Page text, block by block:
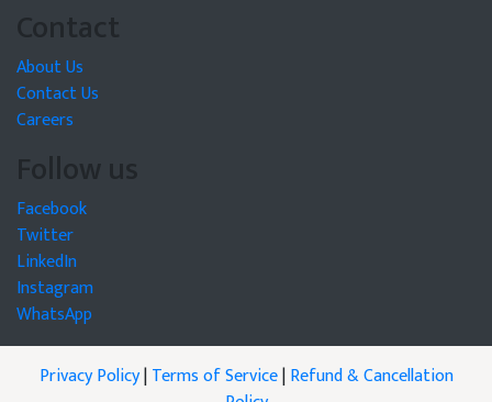
Contact
About Us
Contact Us
Careers
Follow us
Facebook
Twitter
LinkedIn
Instagram
WhatsApp
Privacy Policy|Terms of Service|Refund & Cancellation